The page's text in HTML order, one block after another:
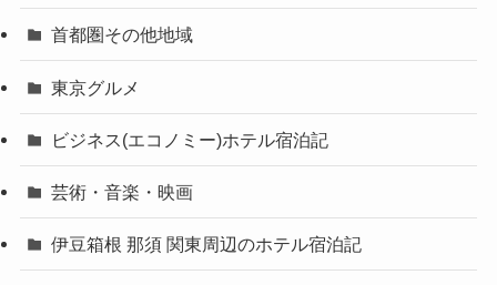
首都圏その他地域
東京グルメ
ビジネス(エコノミー)ホテル宿泊記
芸術・音楽・映画
伊豆箱根 那須 関東周辺のホテル宿泊記